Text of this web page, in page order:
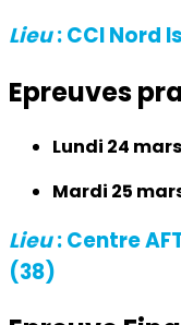
Lieu: CCI Nord
Epreuves
Lundi 24
Mardi 25
Lieu: Centre
(38)